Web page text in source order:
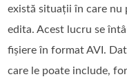
există situații în care
edita. Acest lucru se
fișiere în format AVI.
care le poate include,